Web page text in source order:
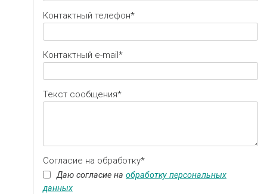
Контактный телефон*
Контактный e-mail*
Текст сообщения*
Согласие на обработку*
Даю согласие на обработку персональных
данных